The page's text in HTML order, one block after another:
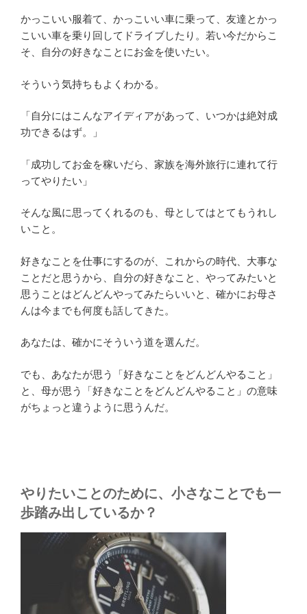
かっこいい服着て、かっこいい車に乗って、友達とかっ
こいい車を乗り回してドライブしたり。若い今だからこ
そ、自分の好きなことにお金を使いたい。
そういう気持ちもよくわかる。
「自分にはこんなアイディアがあって、いつかは絶対成
功できるはず。」
「成功してお金を稼いだら、家族を海外旅行に連れて行
ってやりたい」
そんな風に思ってくれるのも、母としてはとてもうれし
いこと。
好きなことを仕事にするのが、これからの時代、大事な
ことだと思うから、自分の好きなこと、やってみたいと
思うことはどんどんやってみたらいいと、確かにお母さ
んは今までも何度も話してきた。
あなたは、確かにそういう道を選んだ。
でも、あなたが思う「好きなことをどんどんやること」
と、母が思う「好きなことをどんどんやること」の意味
がちょっと違うように思うんだ。
やりたいことのために、小さなことでも一
歩踏み出しているか？